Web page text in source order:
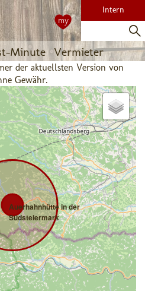
Minute Vermieter
Intern
my
der aktuellsten Version von
Gewähr.
Auerhahnhütte in der
Südsteiermark